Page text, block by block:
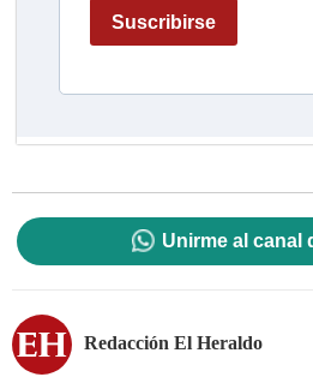
Unirme al canal
Redacción El Heraldo